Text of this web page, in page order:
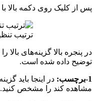
پس از کلیک روی دکمه بالا
ترتیب
در پنجره بالا گزینه‌های
توضیح داده شده است.
1-برچسب:
در اینجا باید
مشاهده کند را مشخص کنید.